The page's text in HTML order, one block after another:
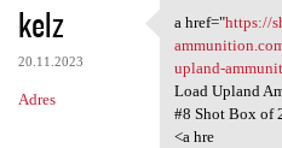
kelz
20.11.2023
Adres
a
a href="https://
upland-
Load Upland
#8 Shot Box of
<a hre